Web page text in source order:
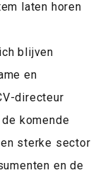
laten horen
blijven
en
directeur
de komende
sterke sector
en de